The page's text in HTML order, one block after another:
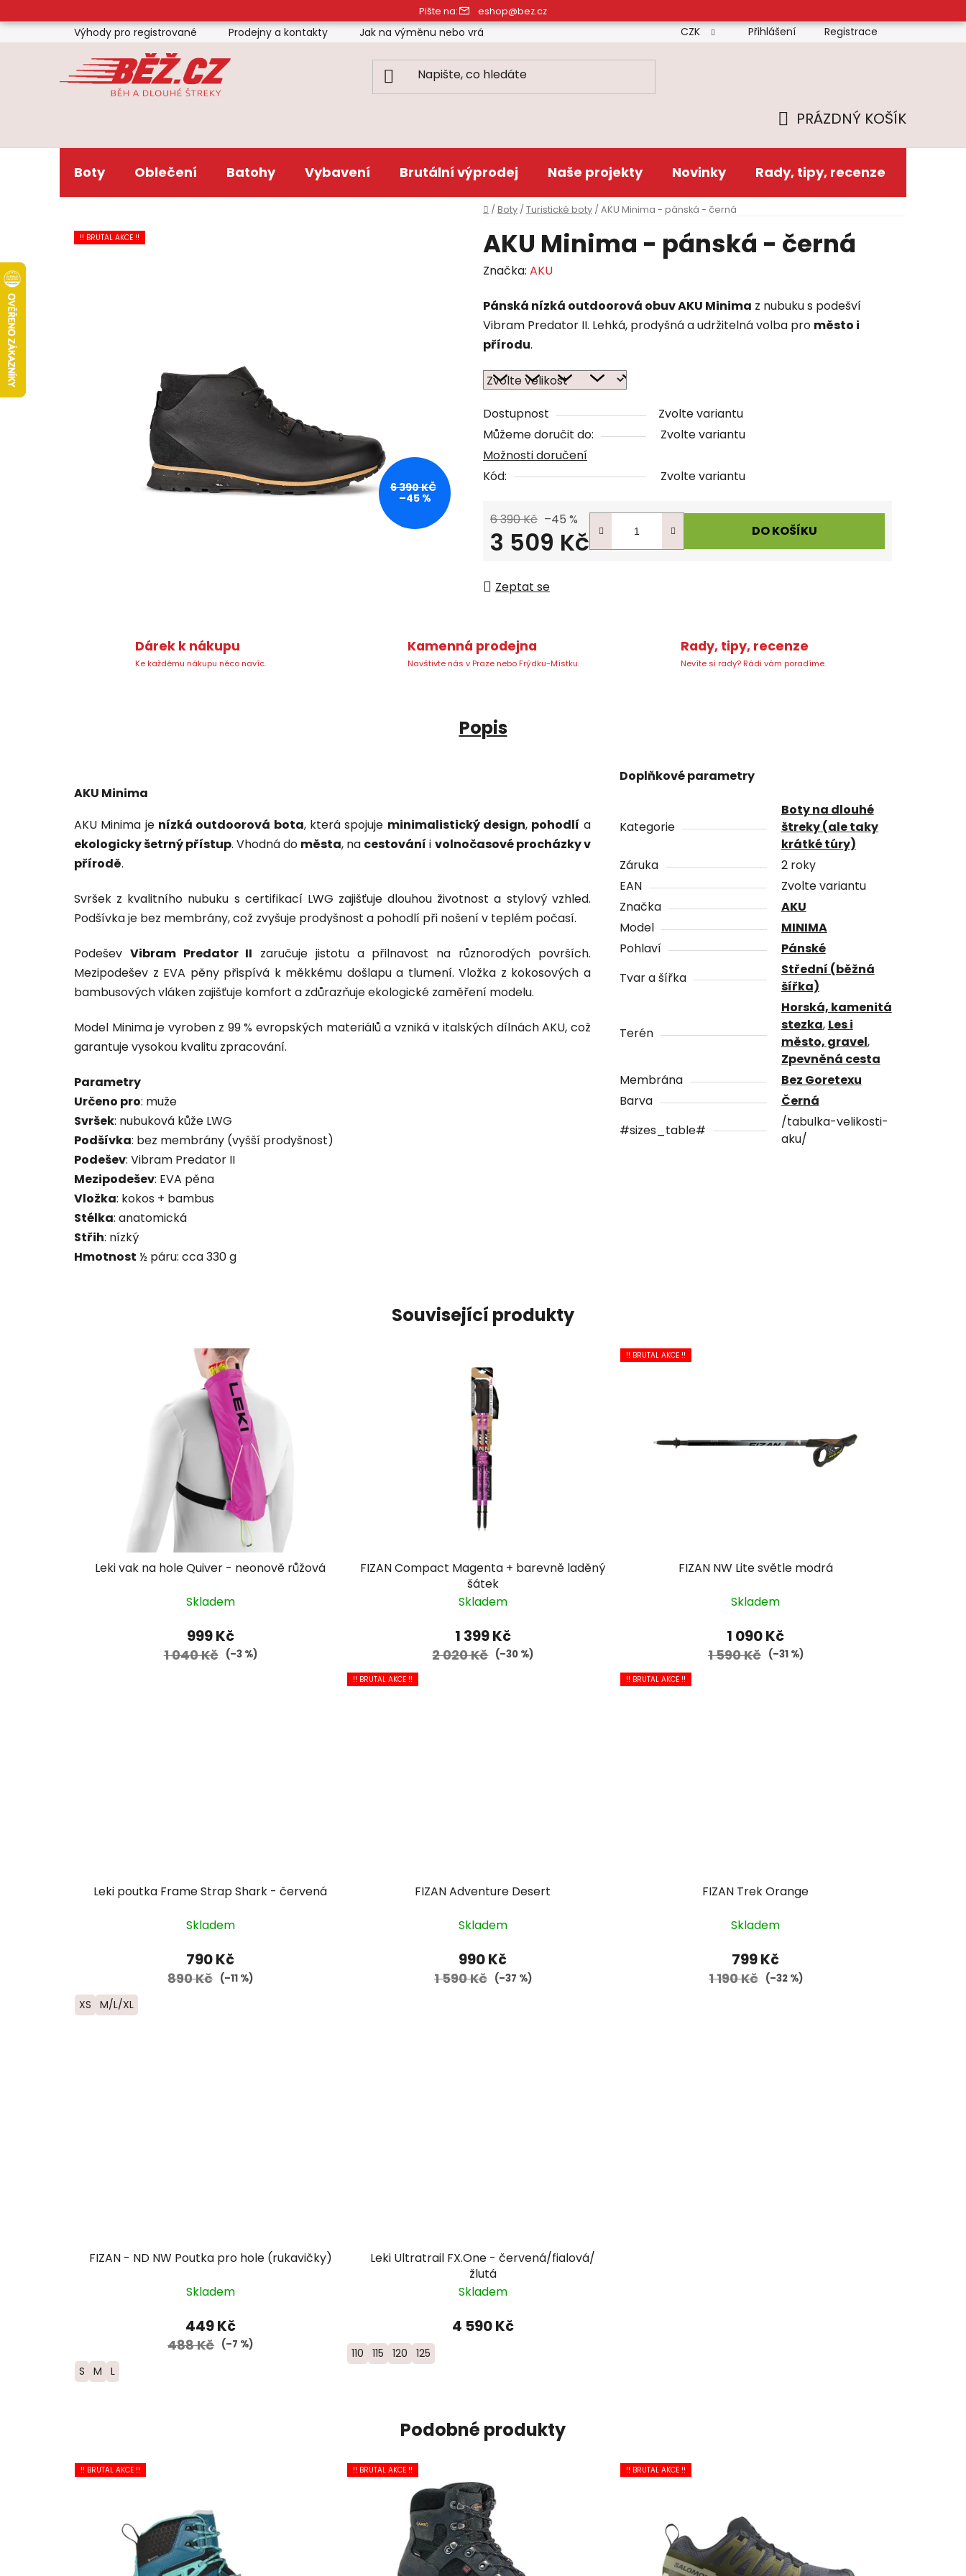
na
obsah
Pište na: eshop@bez.cz
Výhody pro registrované Prodejny a kontakty Jak na výměnu nebo vrácení zboží Doprava Platba Reklamační řád
CZK Přihlášení Registrace
KOŠÍK
PRÁZDNÝ KOŠÍK
Boty Oblečení Batohy Vybavení Brutální výprodej Naše projekty Novinky Rady, tipy, recenze
Domů
/ Boty / Turistické boty / AKU Minima - pánská - černá
AKU Minima - pánská - černá
Značka: AKU
Pánská nízká outdoorová obuv AKU Minima z nubuku s podešví
Vibram Predator II. Lehká, prodyšná a udržitelná volba pro město i
přírodu.
Dostupnost
Zvolte variantu
Můžeme doručit do:
Zvolte variantu
Možnosti doručení
Kód:
Zvolte variantu
6 390 Kč –45 %
3 509 Kč DO KOŠÍKU
Zeptat se
!! BRUTAL AKCE !!
6 390 KČ
–45 %
Dárek k nákupu
Ke každému nákupu něco navíc.
Kamenná prodejna
Navštivte nás v Praze nebo Frýdku-Místku.
Rady, tipy, recenze
Nevíte si rady? Rádi vám poradíme.
Popis
AKU Minima
AKU Minima je nízká outdoorová bota, která spojuje minimalistický design, pohodlí a
ekologicky šetrný přístup. Vhodná do města, na cestování i volnočasové procházky v
přírodě.
Svršek z kvalitního nubuku s certifikací LWG zajišťuje dlouhou životnost a stylový vzhled.
Podšívka je bez membrány, což zvyšuje prodyšnost a pohodlí při nošení v teplém počasí.
Podešev Vibram Predator II zaručuje jistotu a přilnavost na různorodých površích.
Mezipodešev z EVA pěny přispívá k měkkému došlapu a tlumení. Vložka z kokosových a
bambusových vláken zajišťuje komfort a zdůrazňuje ekologické zaměření modelu.
Model Minima je vyroben z 99 % evropských materiálů a vzniká v italských dílnách AKU, což
garantuje vysokou kvalitu zpracování.
Parametry
Určeno pro: muže
Svršek: nubuková kůže LWG
Podšívka: bez membrány (vyšší prodyšnost)
Podešev: Vibram Predator II
Mezipodešev: EVA pěna
Vložka: kokos + bambus
Stélka: anatomická
Střih: nízký
Hmotnost ½ páru: cca 330 g
Doplňkové parametry
Kategorie
Boty na dlouhé
štreky (ale taky
krátké túry)
Záruka
2 roky
EAN
Zvolte variantu
Značka
AKU
Model
MINIMA
Pohlaví
Pánské
Tvar a šířka
Střední (běžná
šířka)
Terén
Horská, kamenitá
stezka, Les i
město, gravel,
Zpevněná cesta
Membrána
Bez Goretexu
Barva
Černá
#sizes_table#
/tabulka-velikosti-
aku/
Související produkty
Leki vak na hole Quiver - neonově růžová
Skladem
999 Kč
1 040 Kč (–3 %)
FIZAN Compact Magenta + barevně laděný
šátek
Skladem
1 399 Kč
2 020 Kč (–30 %)
!! BRUTAL AKCE !!
FIZAN NW Lite světle modrá
Skladem
1 090 Kč
1 590 Kč (–31 %)
Leki poutka Frame Strap Shark - červená
Skladem
790 Kč
890 Kč (–11 %)
XS M/L/XL
!! BRUTAL AKCE !!
FIZAN Adventure Desert
Skladem
990 Kč
1 590 Kč (–37 %)
!! BRUTAL AKCE !!
FIZAN Trek Orange
Skladem
799 Kč
1 190 Kč (–32 %)
FIZAN - ND NW Poutka pro hole (rukavičky)
Skladem
449 Kč
488 Kč (–7 %)
S M L
Leki Ultratrail FX.One - červená/fialová/
žlutá
Skladem
4 590 Kč
110 115 120 125
Podobné produkty
!! BRUTAL AKCE !! !! BRUTAL AKCE !! !! BRUTAL AKCE !!